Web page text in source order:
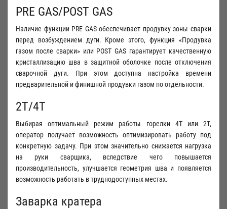
PRE GAS/POST GAS
Наличие функции PRE GAS обеспечивает продувку зоны сварки
перед возбуждением дуги. Кроме этого, функция «Продувка
газом после сварки» или POST GAS гарантирует качественную
кристаллизацию шва в защитной оболочке после отключения
сварочной дуги. При этом доступна настройка времени
предварительной и финишной продувки газом по отдельности.
2T/4T
Выбирая оптимальный режим работы горелки 4Т или 2Т,
оператор получает возможность оптимизировать работу под
конкретную задачу. При этом значительно снижается нагрузка
на руки сварщика, вследствие чего повышается
производительность, улучшается геометрия шва и появляется
возможность работать в труднодоступных местах.
Заварка кратера